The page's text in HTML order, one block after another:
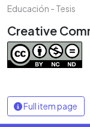
Educación - Tesis
Creative
Full item page